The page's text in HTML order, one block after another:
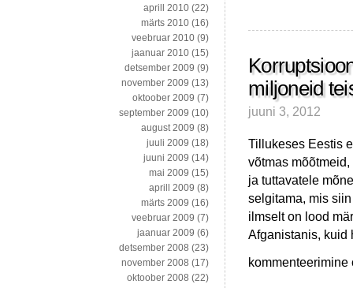
suveilmasid
miljoneid
juuni 3, 2012
Tillukeses Eestis
võtmas
ja tuttavatele
selgitama, mis
ilmselt on lood
Afganistanis,
Korruptsiooni
aprill 2010 (22)
märts 2010 (16)
veebruar 2010 (9)
jaanuar 2010 (15)
detsember 2009 (9)
november 2009 (13)
oktoober 2009 (7)
september 2009 (10)
august 2009 (8)
juuli 2009 (18)
juuni 2009 (14)
mai 2009 (15)
aprill 2009 (8)
märts 2009 (16)
veebruar 2009 (7)
jaanuar 2009 (6)
detsember 2008 (23)
november 2008 (17)
oktoober 2008 (22)